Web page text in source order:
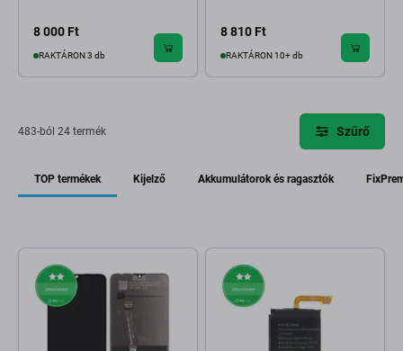
8 000 Ft
RAKTÁRON 3 db
8 810 Ft
RAKTÁRON 10+ db
483-ból 24 termék Szűrő
TOP termékek Kijelző Akkumulátorok és ragasztók